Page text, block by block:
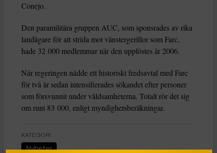
Conejo.
Den paramilitära gruppen AUC, som sponsrades av rika
landägare för att strida mot vänstergerillor som Farc,
hade 32 000 medlemmar när den upplöstes år 2006.
När regeringen nådde ett historiskt fredsavtal med Farc
för två år sedan intensifierades sökandet efter personer
som försvunnit under våldsamheterna. Totalt rör det sig
om runt 83 000, enligt myndighetsberäkningar.
KATEGORI
Nyheter